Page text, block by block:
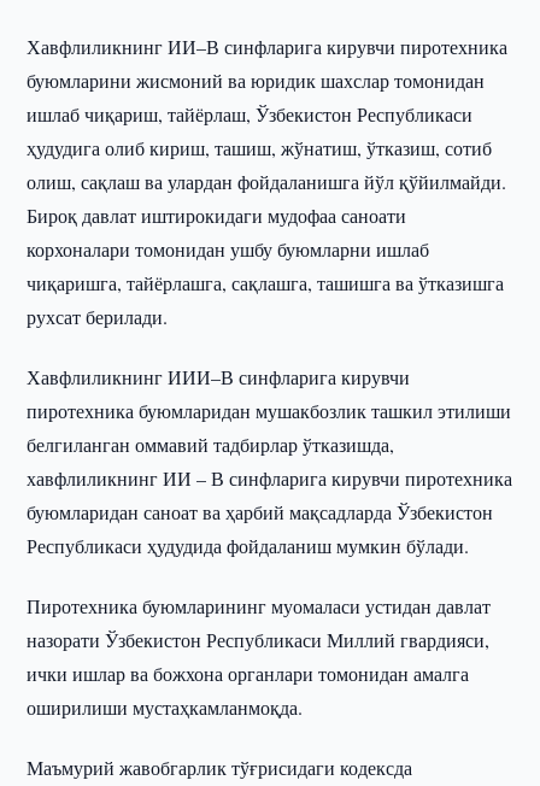
Хавфлиликнинг ИИ–В синфларига кирувчи пиротехника
буюмларини жисмоний ва юридик шахслар томонидан
ишлаб чиқариш, тайёрлаш, Ўзбекистон Республикаси
ҳудудига олиб кириш, ташиш, жўнатиш, ўтказиш, сотиб
олиш, сақлаш ва улардан фойдаланишга йўл қўйилмайди.
Бироқ давлат иштирокидаги мудофаа саноати
корхоналари томонидан ушбу буюмларни ишлаб
чиқаришга, тайёрлашга, сақлашга, ташишга ва ўтказишга
рухсат берилади.
Хавфлиликнинг ИИИ–В синфларига кирувчи
пиротехника буюмларидан мушакбозлик ташкил этилиши
белгиланган оммавий тадбирлар ўтказишда,
хавфлиликнинг ИИ – В синфларига кирувчи пиротехника
буюмларидан саноат ва ҳарбий мақсадларда Ўзбекистон
Республикаси ҳудудида фойдаланиш мумкин бўлади.
Пиротехника буюмларининг муомаласи устидан давлат
назорати Ўзбекистон Республикаси Миллий гвардияси,
ички ишлар ва божхона органлари томонидан амалга
оширилиши мустаҳкамланмоқда.
Маъмурий жавобгарлик тўғрисидаги кодексда